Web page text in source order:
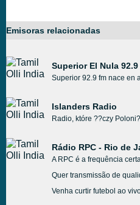
Emisoras relacionadas
Superior El Nula 92.9
Superior 92.9 fm nace en
Islanders Radio
Radio, które ??czy
Rádio RPC - Rio de
A RPC é a frequência
Quer transmissão de
Venha curtir futebol ao